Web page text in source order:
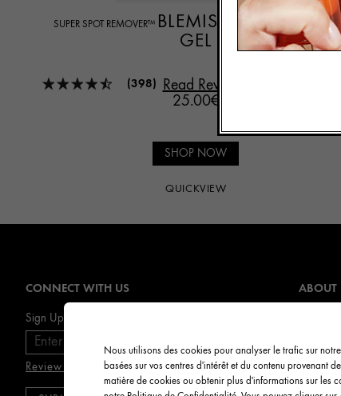
SUPER SPOT REMOVER™ BLEMISH TREATMENT
GEL
(398) Read Reviews
25.00€
SHOP NOW
QUICKVIEW
CONNECT WITH US
Sign Up for E-mails
Review our data privacy notice
ABOUT
Nous utilisons des cookies pour analyser le trafic sur
basées sur vos centres d'intérêt et du contenu provenant
matière de cookies ou obtenir plus d'informations sur les